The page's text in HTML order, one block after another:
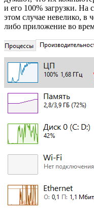
и его 100% загрузки. На
этом случае невелико, в
либо приложение во